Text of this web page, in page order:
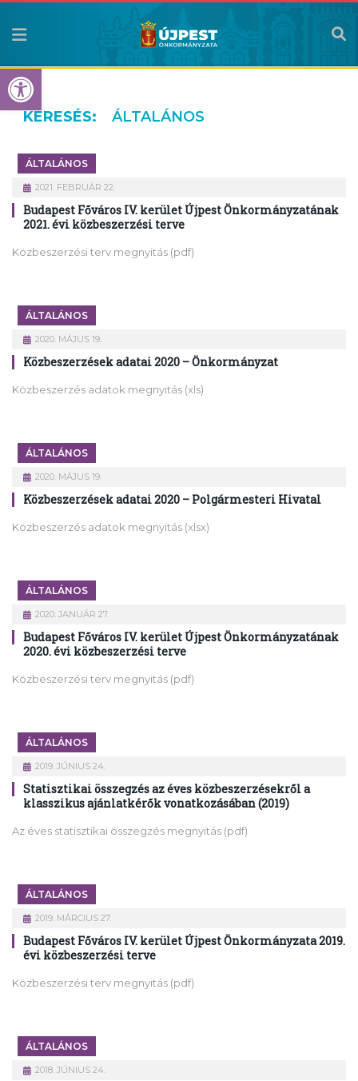
Eszköztár megnyitása
KERESÉS: ÁLTALÁNOS
ÁLTALÁNOS
2021. FEBRUÁR 22.
Budapest Főváros IV. kerület Újpest Önkormányzatának
2021. évi közbeszerzési terve
Közbeszerzési terv megnyitás (pdf)
ÁLTALÁNOS
2020. MÁJUS 19.
Közbeszerzések adatai 2020 – Önkormányzat
Közbeszerzés adatok megnyitás (xls)
ÁLTALÁNOS
2020. MÁJUS 19.
Közbeszerzések adatai 2020 – Polgármesteri Hivatal
Közbeszerzés adatok megnyitás (xlsx)
ÁLTALÁNOS
2020. JANUÁR 27.
Budapest Főváros IV. kerület Újpest Önkormányzatának
2020. évi közbeszerzési terve
Közbeszerzési terv megnyitás (pdf)
ÁLTALÁNOS
2019. JÚNIUS 24.
Statisztikai összegzés az éves közbeszerzésekről a
klasszikus ajánlatkérők vonatkozásában (2019)
Az éves statisztikai összegzés megnyitás (pdf)
ÁLTALÁNOS
2019. MÁRCIUS 27.
Budapest Főváros IV. kerület Újpest Önkormányzata 2019.
évi közbeszerzési terve
Közbeszerzési terv megnyitás (pdf)
ÁLTALÁNOS
2018. JÚNIUS 24.